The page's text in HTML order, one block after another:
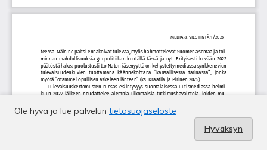
Ole hyvä ja lue palvelun tietosuojaseloste
Hyväksyn